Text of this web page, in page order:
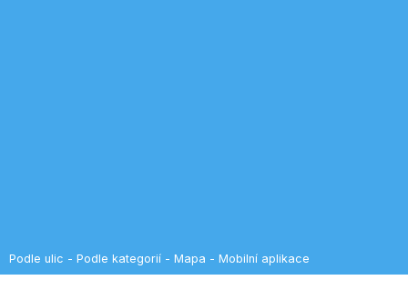
Podle ulic - Podle kategorií - Mapa - Mobilní aplikace